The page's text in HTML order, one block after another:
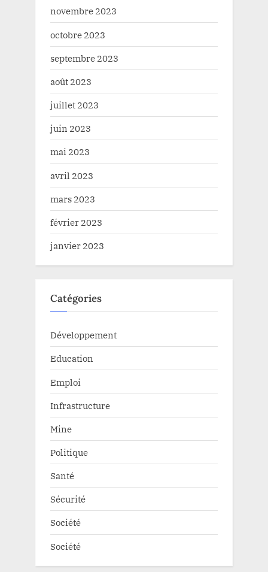
novembre 2023
octobre 2023
septembre 2023
août 2023
juillet 2023
juin 2023
mai 2023
avril 2023
mars 2023
février 2023
janvier 2023
Catégories
Développement
Education
Emploi
Infrastructure
Mine
Politique
Santé
Sécurité
Société
Société